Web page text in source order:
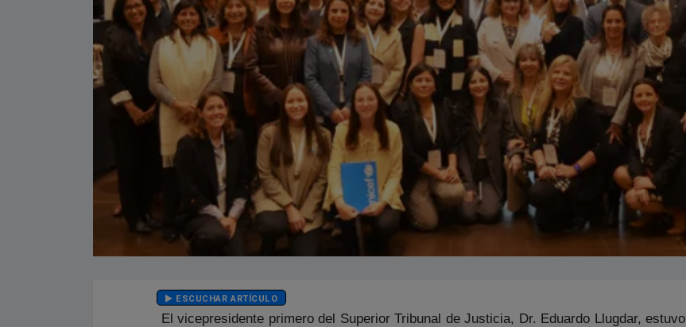
ESCUCHAR ARTÍCULO
El vicepresidente primero del Superior Tribunal de Justicia, Dr. Eduardo Llugdar, estuvo